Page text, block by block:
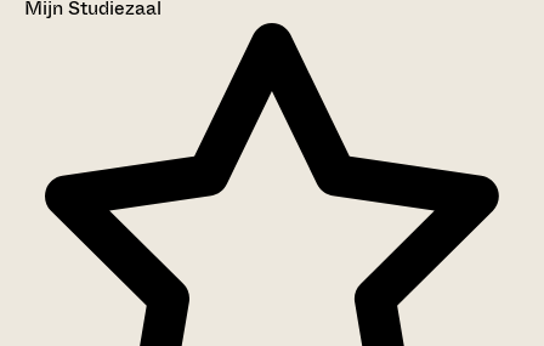
Mijn Studiezaal